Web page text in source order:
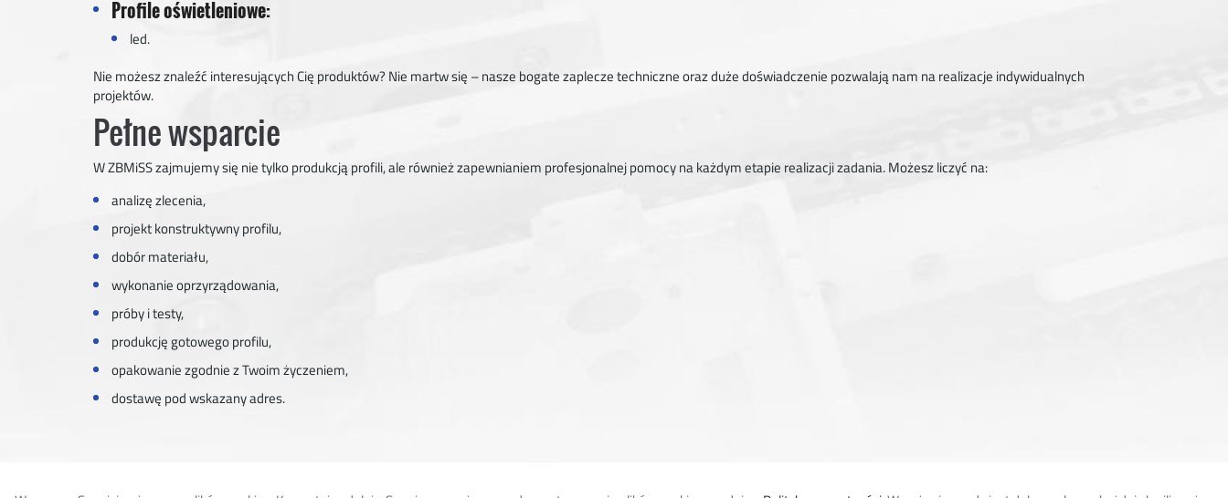
Profile oświetleniowe:
led.
Nie możesz znaleźć interesujących Cię produktów? Nie martw się – nasze bogate zaplecze techniczne oraz duże doświadczenie pozwalają nam na realizacje indywidualnych
projektów.
Pełne wsparcie
W ZBMiSS zajmujemy się nie tylko produkcją profili, ale również zapewnianiem profesjonalnej pomocy na każdym etapie realizacji zadania. Możesz liczyć na:
analizę zlecenia,
projekt konstruktywny profilu,
dobór materiału,
wykonanie oprzyrządowania,
próby i testy,
produkcję gotowego profilu,
opakowanie zgodnie z Twoim życzeniem,
dostawę pod wskazany adres.